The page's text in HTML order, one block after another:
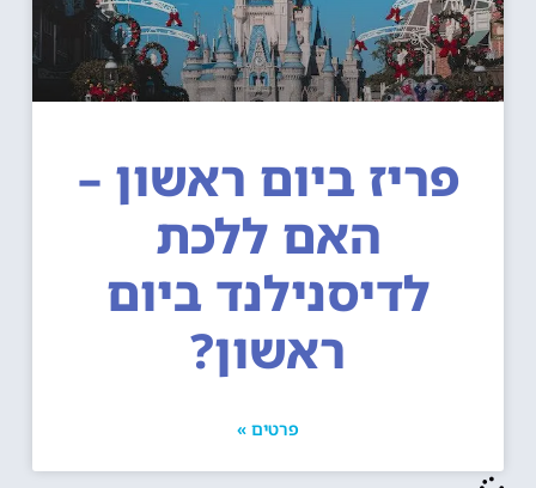
פריז ביום ראשון –
האם ללכת
לדיסנילנד ביום
ראשון?
פרטים »